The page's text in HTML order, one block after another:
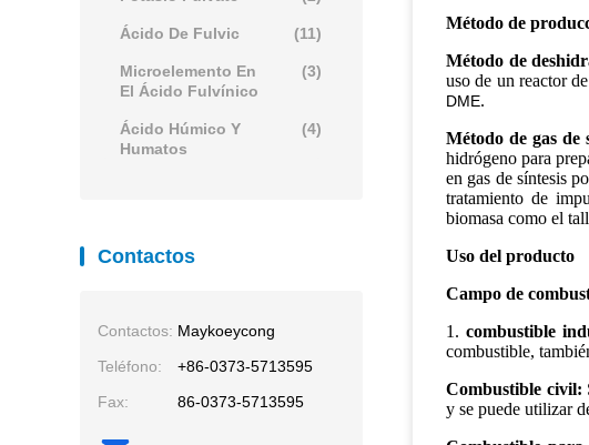
Ácido De Fulvic (11)
Microelemento En
El Ácido Fulvínico
(3)
Ácido Húmico Y
Humatos
(4)
Contactos
Contactos: Maykoeycong
Teléfono:
+86-0373-5713595
Fax:
86-0373-5713595
Método de
Método de
uso de un reactor
DME.
Método de gas de
hidrógeno para
en gas de síntesis
tratamiento de
biomasa como el
Uso del producto
Campo de
1. combustible
combustible,
Combustible civil:
y se puede utilizar